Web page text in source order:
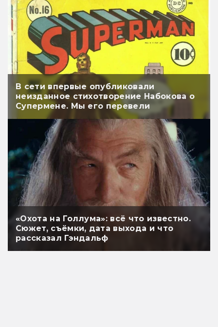
В сети впервые опубликовали
неизданное стихотворение Набокова о
Супермене. Мы его перевели
«Охота на Голлума»: всё что известно.
Сюжет, съёмки, дата выхода и что
рассказал Гэндальф